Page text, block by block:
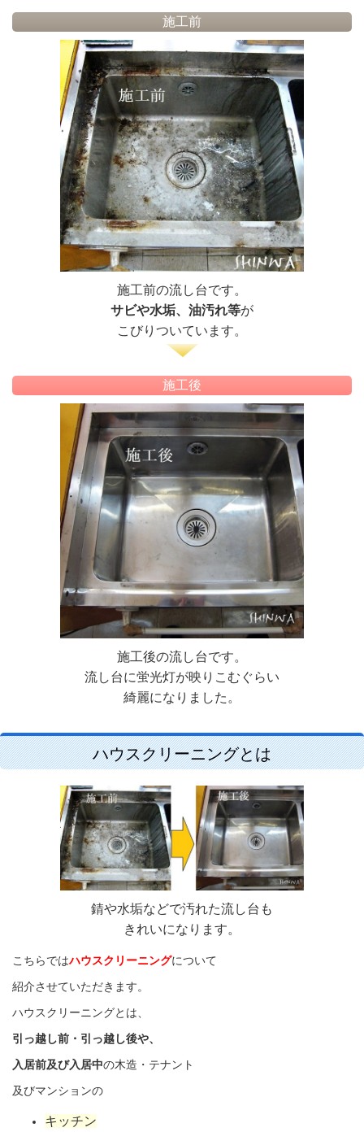
施工前
施工前の流し台です。
サビや水垢、油汚れ等が
こびりついています。
施工後
施工後の流し台です。
流し台に蛍光灯が映りこむぐらい
綺麗になりました。
ハウスクリーニングとは
錆や水垢などで汚れた流し台も
きれいになります。
こちらではハウスクリーニングについて
紹介させていただきます。
ハウスクリーニングとは、
引っ越し前・引っ越し後や、
入居前及び入居中の木造・ テナント
及びマンションの
キッチン